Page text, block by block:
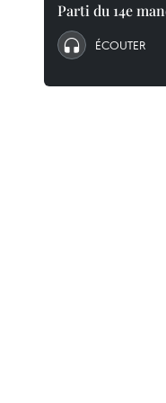
Parti du 14e
ÉCOUTER